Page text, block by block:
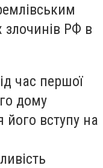
злочинів РФ в
час першої
дому
вступу на